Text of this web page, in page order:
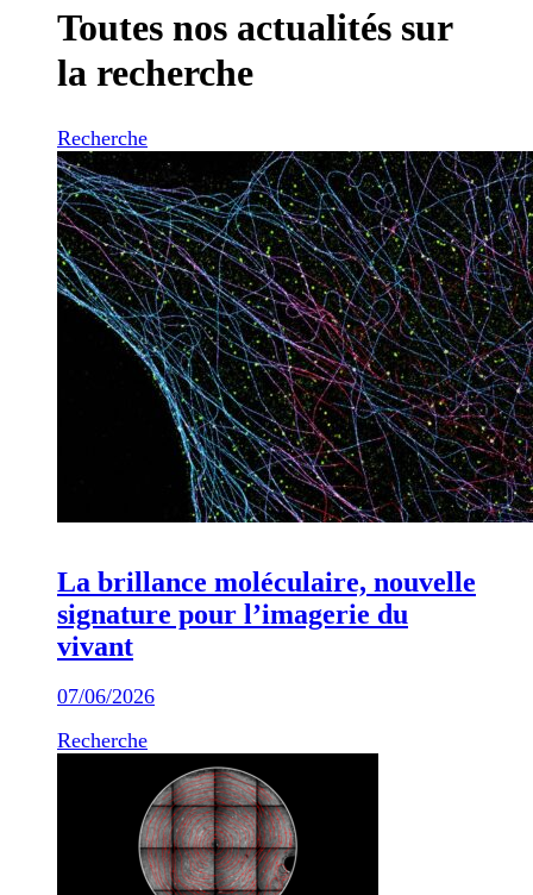
Toutes nos actualités sur
la recherche
Recherche
La brillance moléculaire, nouvelle
signature pour l’imagerie du
vivant
07/06/2026
Recherche